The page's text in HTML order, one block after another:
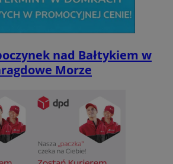
nad Bałtykiem w
Morze